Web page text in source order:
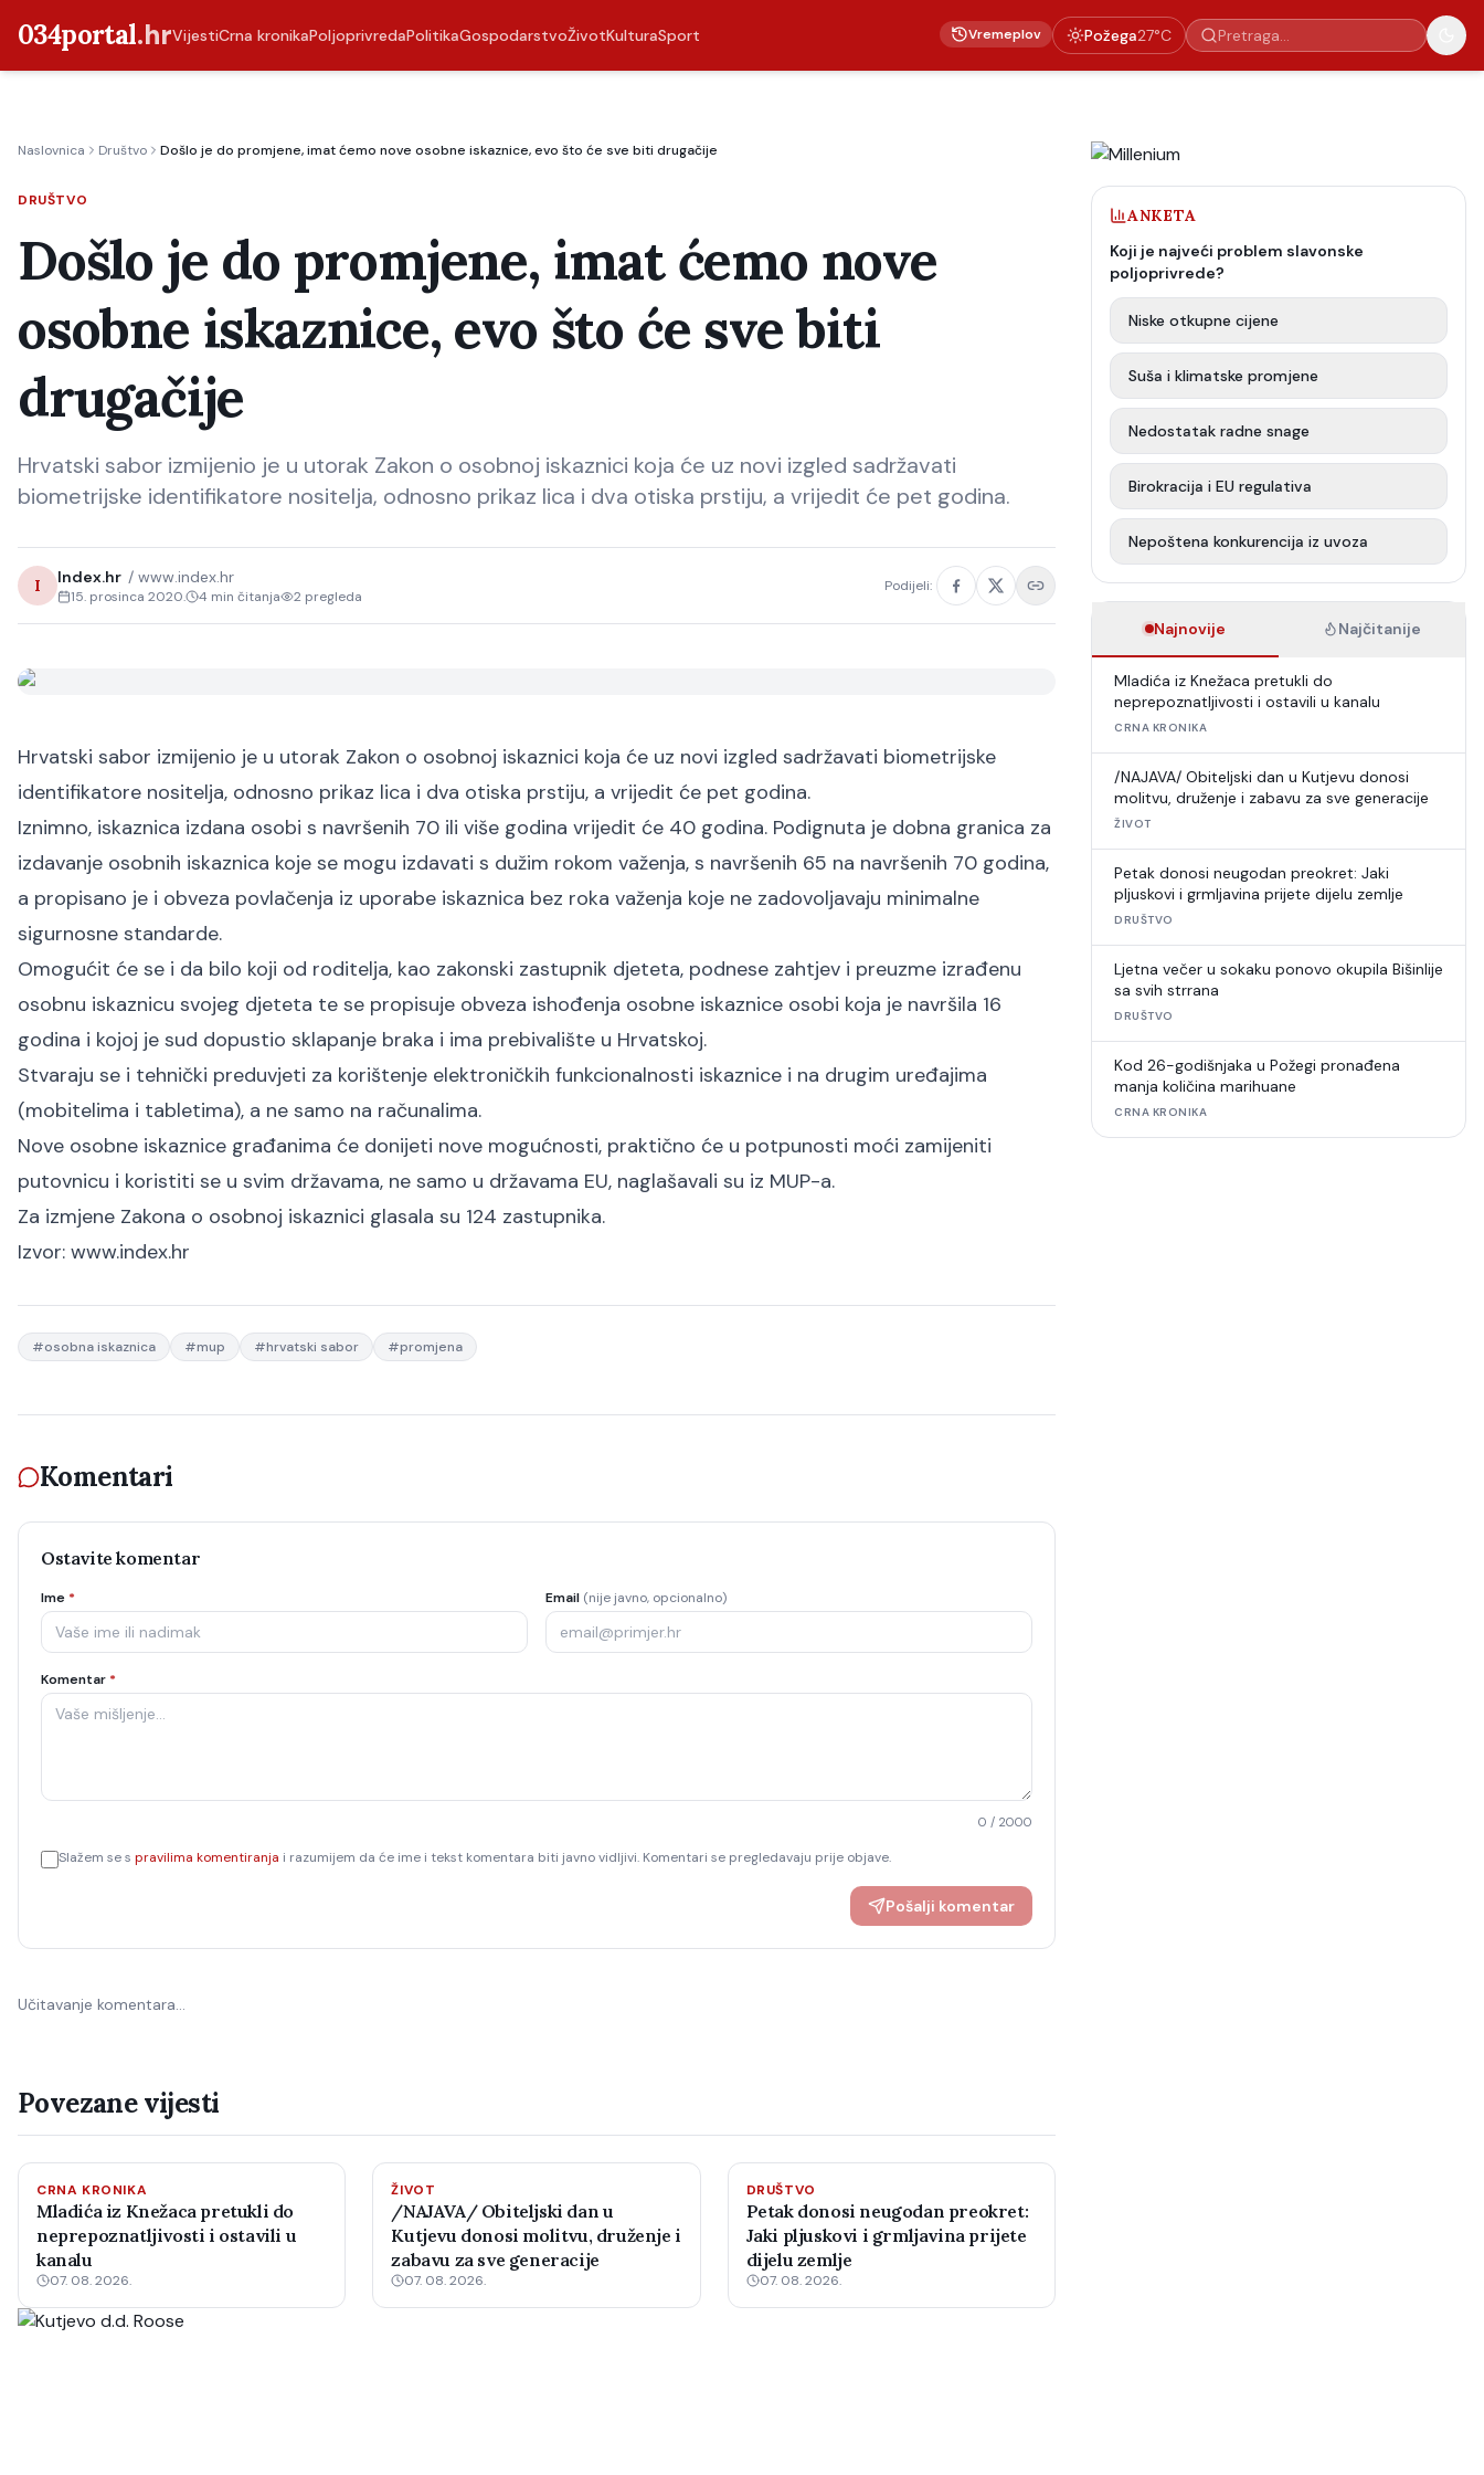
034portal.hrVijestiCrna kronikaPoljoprivredaPolitikaGospodarstvoŽivotKulturaSport Vremeplov Požega27°C
Naslovnica Društvo Došlo je do promjene, imat ćemo nove osobne iskaznice, evo što će sve biti drugačije
DRUŠTVO
Došlo je do promjene, imat ćemo nove
osobne iskaznice, evo što će sve biti
drugačije
Hrvatski sabor izmijenio je u utorak Zakon o osobnoj iskaznici koja će uz novi izgled sadržavati
biometrijske identifikatore nositelja, odnosno prikaz lica i dva otiska prstiju, a vrijedit će pet godina.
I Index.hr / www.index.hr
15. prosinca 2020. 4 min čitanja 2 pregleda
Podijeli:
Hrvatski sabor izmijenio je u utorak Zakon o osobnoj iskaznici koja će uz novi izgled sadržavati biometrijske
identifikatore nositelja, odnosno prikaz lica i dva otiska prstiju, a vrijedit će pet godina.
Iznimno, iskaznica izdana osobi s navršenih 70 ili više godina vrijedit će 40 godina. Podignuta je dobna granica za
izdavanje osobnih iskaznica koje se mogu izdavati s dužim rokom važenja, s navršenih 65 na navršenih 70 godina,
a propisano je i obveza povlačenja iz uporabe iskaznica bez roka važenja koje ne zadovoljavaju minimalne
sigurnosne standarde.
Omogućit će se i da bilo koji od roditelja, kao zakonski zastupnik djeteta, podnese zahtjev i preuzme izrađenu
osobnu iskaznicu svojeg djeteta te se propisuje obveza ishođenja osobne iskaznice osobi koja je navršila 16
godina i kojoj je sud dopustio sklapanje braka i ima prebivalište u Hrvatskoj.
Stvaraju se i tehnički preduvjeti za korištenje elektroničkih funkcionalnosti iskaznice i na drugim uređajima
(mobitelima i tabletima), a ne samo na računalima.
Nove osobne iskaznice građanima će donijeti nove mogućnosti, praktično će u potpunosti moći zamijeniti
putovnicu i koristiti se u svim državama, ne samo u državama EU, naglašavali su iz MUP-a.
Za izmjene Zakona o osobnoj iskaznici glasala su 124 zastupnika.
Izvor: www.index.hr
#osobna iskaznica #mup #hrvatski sabor #promjena
Komentari
Ostavite komentar
Ime * Email (nije javno, opcionalno)
Komentar *
0 / 2000
Slažem se s pravilima komentiranja i razumijem da će ime i tekst komentara biti javno vidljivi. Komentari se pregledavaju prije objave.
Pošalji komentar
Učitavanje komentara…
Povezane vijesti
CRNA KRONIKA
Mladića iz Knežaca pretukli do
neprepoznatljivosti i ostavili u
kanalu
07. 08. 2026.
ŽIVOT
/NAJAVA/ Obiteljski dan u
Kutjevu donosi molitvu, druženje i
zabavu za sve generacije
07. 08. 2026.
DRUŠTVO
Petak donosi neugodan preokret:
Jaki pljuskovi i grmljavina prijete
dijelu zemlje
07. 08. 2026.
ANKETA
Koji je najveći problem slavonske
poljoprivrede?
Niske otkupne cijene
Suša i klimatske promjene
Nedostatak radne snage
Birokracija i EU regulativa
Nepoštena konkurencija iz uvoza
Najnovije Najčitanije
Mladića iz Knežaca pretukli do
neprepoznatljivosti i ostavili u kanalu
CRNA KRONIKA
/NAJAVA/ Obiteljski dan u Kutjevu donosi
molitvu, druženje i zabavu za sve generacije
ŽIVOT
Petak donosi neugodan preokret: Jaki
pljuskovi i grmljavina prijete dijelu zemlje
DRUŠTVO
Ljetna večer u sokaku ponovo okupila Bišinlije
sa svih strrana
DRUŠTVO
Kod 26-godišnjaka u Požegi pronađena
manja količina marihuane
CRNA KRONIKA